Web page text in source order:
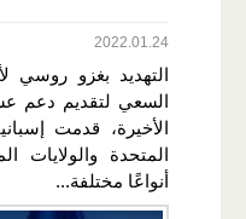
2022.01.24
التهديد بغزو روسي
السعي لتقديم دعم
الأخيرة، قدمت
المتحدة والولايات
أنواعًا مختلفة...